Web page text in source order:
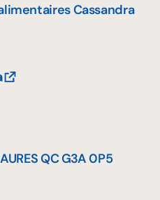
Cassandra
QCG3A 0P5